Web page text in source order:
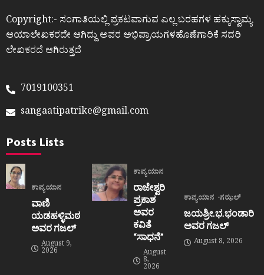
Copyright:- ಸಂಗಾತಿಯಲ್ಲಿ ಪ್ರಕಟವಾಗುವ ಎಲ್ಲ ಬರಹಗಳ ಹಕ್ಕುಸ್ವಾಮ್ಯ
ಆಯಾಲೇಖಕರದೇ ಆಗಿದ್ದು ಅವರ ಅಭಿಪ್ರಾಯಗಳಹೊಣೆಗಾರಿಕೆ ಸದರಿ
ಲೇಖಕರದೆ ಆಗಿರುತ್ತದೆ
7019100351
sangaatipatrike@gmail.com
Posts Lists
ಕಾವ್ಯಯಾನ
ವಾಣಿ
ಯಡಹಳ್ಳಿಮಠ
ಅವರ ಗಜಲ್
August 9,
2026
ಕಾವ್ಯಯಾನ
ರಾಜೇಶ್ವರಿ
ಪ್ರಕಾಶ
ಅವರ
ಕವಿತೆ
“ಸಾಧನೆ”
August
8,
2026
ಕಾವ್ಯಯಾನ ಗಝಲ್
ಜಯಶ್ರೀ.ಭ.ಭಂಡಾರಿ
ಅವರ ಗಜಲ್
August 8, 2026